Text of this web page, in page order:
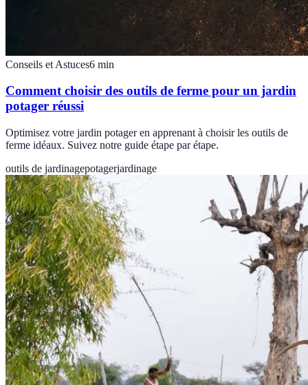
Conseils et Astuces6 min
Comment choisir des outils de ferme pour un jardin
potager réussi
Optimisez votre jardin potager en apprenant à choisir les outils de
ferme idéaux. Suivez notre guide étape par étape.
outils de jardinagepotagerjardinage